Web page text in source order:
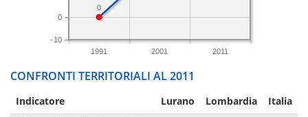
1991 2001 2011
-10
0
0
CONFRONTI TERRITORIALI AL 2011
Indicatore Lurano Lombardia Italia